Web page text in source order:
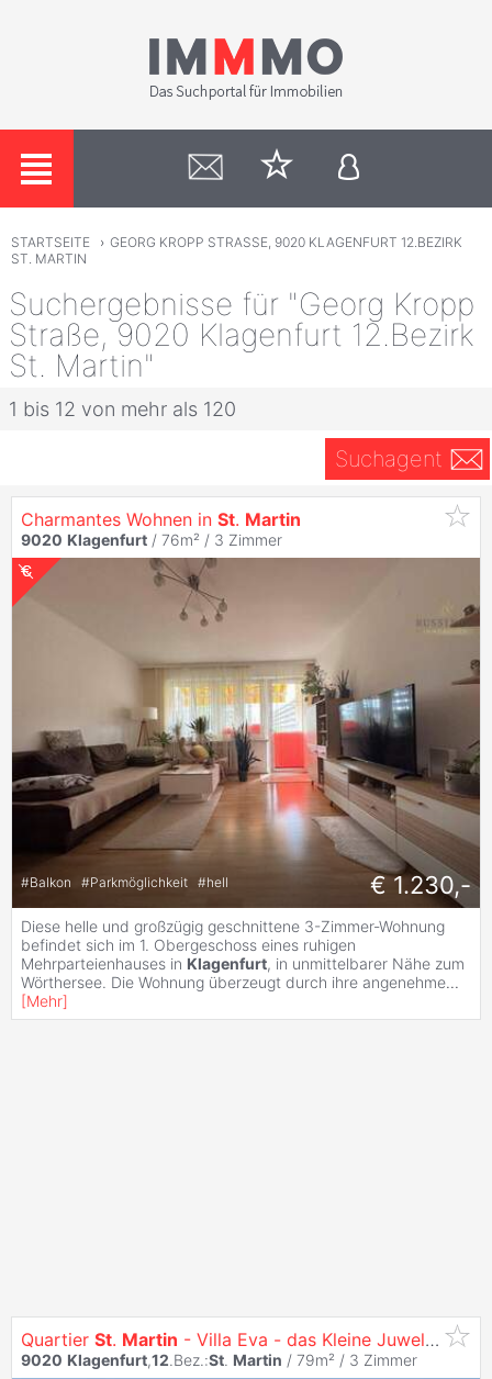
STARTSEITE › GEORG KROPP STRASSE, 9020 KLAGENFURT 12.BEZIRK
ST. MARTIN
Suchergebnisse für "Georg Kropp
Straße, 9020 Klagenfurt 12.Bezirk
St. Martin"
1 bis 12 von mehr als 120
Suchagent
Charmantes Wohnen in St. Martin
9020 Klagenfurt / 76m² / 3 Zimmer
#Balkon #Parkmöglichkeit #hell € 1.230,-
Diese helle und großzügig geschnittene 3-Zimmer-Wohnung
befindet sich im 1. Obergeschoss eines ruhigen
Mehrparteienhauses in Klagenfurt, in unmittelbarer Nähe zum
Wörthersee. Die Wohnung überzeugt durch ihre angenehme...
[Mehr]
Quartier St. Martin - Villa Eva - das Kleine Juwel am Konradweg
9020 Klagenfurt,12.Bez.:St. Martin / 79m² / 3 Zimmer